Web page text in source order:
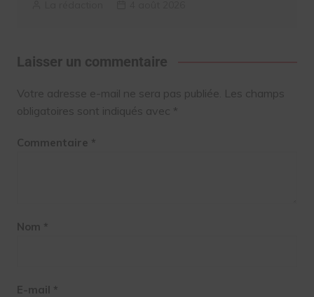
Laisser un commentaire
Votre adresse e-mail ne sera pas publiée. Les champs
obligatoires sont indiqués avec *
Commentaire *
Nom *
E-mail *